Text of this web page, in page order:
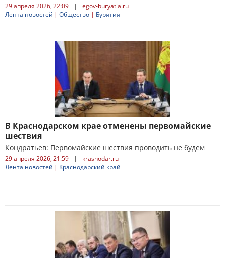
29 апреля 2026, 22:09 |
egov-buryatia.ru
Лента новостей | Общество | Бурятия
В Краснодарском крае отменены первомайские
шествия
Кондратьев: Первомайские шествия проводить не будем
29 апреля 2026, 21:59 |
krasnodar.ru
Лента новостей | Краснодарский край